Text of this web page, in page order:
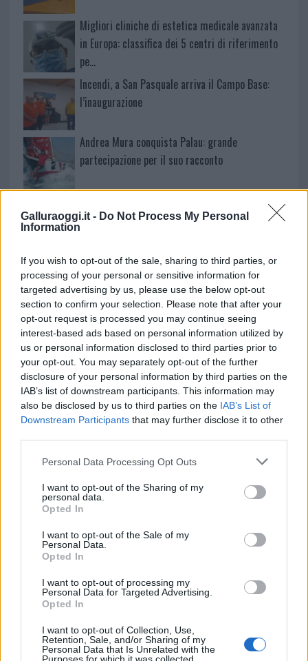
Galluraoggi.it - Do Not Process My Personal
Information
If you wish to opt-out of the sale, sharing to third parties, or
processing of your personal or sensitive information for
targeted advertising by us, please use the below opt-out
section to confirm your selection. Please note that after your
opt-out request is processed you may continue seeing
interest-based ads based on personal information utilized by
us or personal information disclosed to third parties prior to
your opt-out. You may separately opt-out of the further
disclosure of your personal information by third parties on the
IAB’s list of downstream participants. This information may
also be disclosed by us to third parties on the IAB’s List of
Downstream Participants that may further disclose it to other
Please note that this website/app uses one or more Google
not limited to your visit or usage behaviour. You may click to
grant or deny consent to Google and its third-party tags to
use your data for below specified purposes in below Google
consent section.
Personal Data Processing Opt Outs
I want to opt-out of the Sharing of my
personal data.
Opted In
I want to opt-out of the Sale of my
Personal Data.
Opted In
I want to opt-out of processing my
Personal Data for Targeted Advertising.
Opted In
I want to opt-out of Collection, Use,
Retention, Sale, and/or Sharing of my
Personal Data that Is Unrelated with the
Migliori cliniche di estetica medicale avanzata
in Europa: classifica dei 5 centri di riferimento
pe…
Incendi, a San Pasquale arriva il Campo Base:
l’inaugurazione
Andrea Mura conquista Palau: grande
partecipazione per il suo racconto
minori, Albieri: “Episodi gravissimi”
Gallura, finti clienti svuotano le suite: furto da
50mila nel resort
Meteo Olbia 7 agosto, sole e caldo tornano
protagonisti
NECROLOGIE
Mario Malu
Paolo Pinna